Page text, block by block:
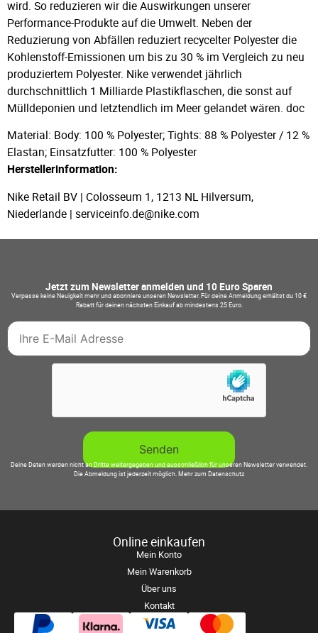
wird. So reduzieren wir die Auswirkungen unserer
Performance-Produkte auf die Umwelt. Neben der
Reduzierung von Abfällen reduziert recycelter Polyester die
Kohlenstoff-Emissionen um bis zu 30 % im Vergleich zu neu
produziertem Polyester. Nike verwendet jährlich
durchschnittlich 1 Milliarde Plastikflaschen, die sonst auf
Mülldeponien und letztendlich im Meer gelandet wären. doc
Material: Body: 100 % Polyester; Tights: 88 % Polyester / 12 %
Elastan; Einsatzfutter: 100 % Polyester
Herstellerinformation:
Nike Retail BV | Colosseum 1, 1213 NL Hilversum,
Niederlande | serviceinfo.de@nike.com
Jetzt zum Newsletter anmelden und 10 Euro Sparen
Verpasse keine Neuigkeit mehr und abonniere unseren Newsletter. Für deine Anmeldung erhältst du 10 €
Rabatt für deinen nächsten Einkauf ab mindestens 25 Euro.
Deine Daten werden nicht an Dritte weitergegeben und ausschließlich für unseren Newsletter verwendet.
Die Abmeldung ist jederzeit möglich.Mehr zum Datenschutz
Online einkaufen
Mein Konto
Mein Warenkorb
Über uns
Kontakt